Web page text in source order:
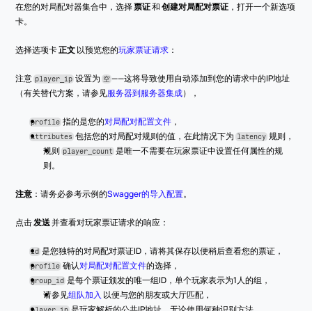
在您的对局配对器集合中，选择 票证 和 创建对局配对票证 ，打开一个新选项
卡。
选择选项卡 正文 以预览您的玩家票证请求 ：
注意 player_ip 设置为 空——这将导致使用自动添加到您的请求中的IP地址
（有关替代方案，请参见服务器到服务器集成），
profile 指的是您的对局配对配置文件 ，
attributes 包括您的对局配对规则的值，在此情况下为 latency 规则，
规则 player_count 是唯一不需要在玩家票证中设置任何属性的规
则。
注意 ：请务必参考示例的Swagger的导入配置。
点击 发送 并查看对玩家票证请求的响应：
id 是您独特的对局配对票证ID，请将其保存以便稍后查看您的票证，
profile 确认对局配对配置文件的选择，
group_id 是每个票证颁发的唯一组ID，单个玩家表示为1人的组，
请参见组队加入 以便与您的朋友或大厅匹配，